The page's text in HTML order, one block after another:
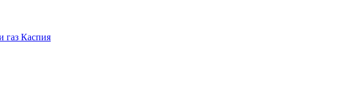
газ Каспия